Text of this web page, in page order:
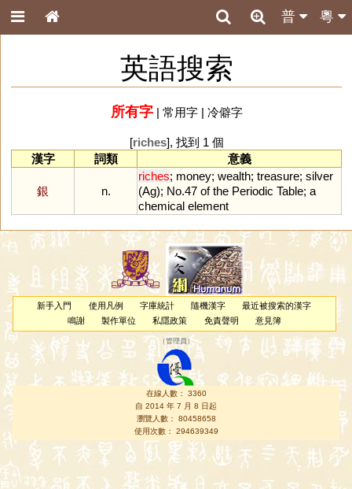
粵
普
英語搜索
所有字| 常用字| 冷僻字
[riches], 找到 1 個
漢字
詞類 意義
銀 n.
riches; money; wealth; treasure; silver
(Ag); No.47 of the Periodic Table; a
chemical element
新手入門 使用凡例 字庫統計 隨機漢字
最近被搜索的漢字
鳴謝
製作單位 私隱政策 免責聲明 意見簿
（管理員 ）
在線人數： 3360
自 2014 年 7 月 8 日起
瀏覽人數： 80458658
使用次數： 294639349